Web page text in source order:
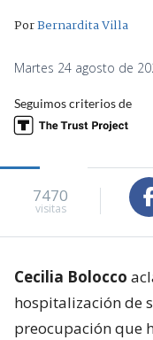
PorBernardita Villa
Martes 24 agosto de
Seguimos criterios de
7470
visitas
Cecilia Bolocco
hospitalización de
preocupación que